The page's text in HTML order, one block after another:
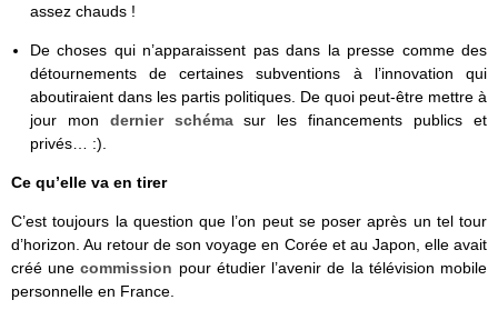
assez chauds !
De choses qui n’apparaissent pas dans la presse comme des
détournements de certaines subventions à l’innovation qui
aboutiraient dans les partis politiques. De quoi peut-être mettre à
jour mon dernier schémasur les financements publics et
privés… :).
Ce qu’elle va en tirer
C’est toujours la question que l’on peut se poser après un tel tour
d’horizon. Au retour de son voyage en Corée et au Japon, elle avait
créé unecommission pour étudier l’avenir de la télévision mobile
personnelle en France.